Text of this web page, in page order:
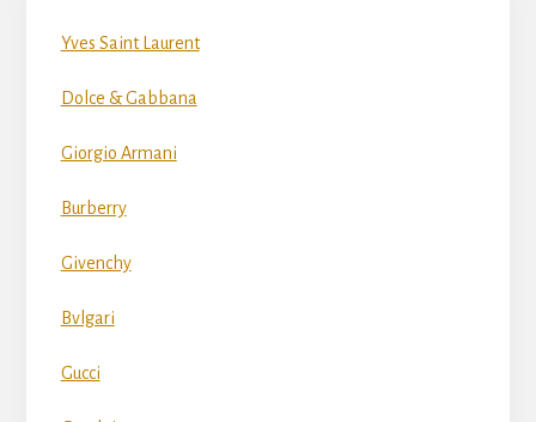
Yves Saint Laurent
Dolce & Gabbana
Giorgio Armani
Burberry
Givenchy
Bvlgari
Gucci